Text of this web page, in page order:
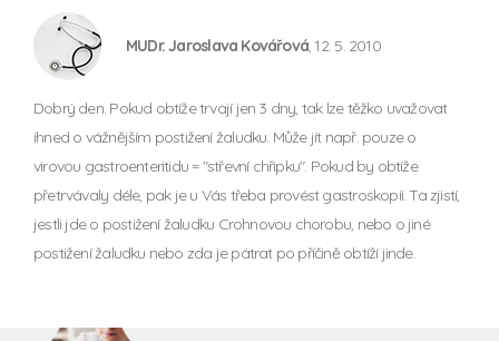
MUDr. Jaroslava Kovářová, 12. 5. 2010
Dobrý den. Pokud obtíže trvají jen 3 dny, tak lze těžko uvažovat
ihned o vážnějším postižení žaludku. Může jít např. pouze o
virovou gastroenteritidu = "střevní chřipku". Pokud by obtíže
přetrvávaly déle, pak je u Vás třeba provést gastroskopii. Ta zjistí,
jestli jde o postižení žaludku Crohnovou chorobu, nebo o jiné
postižení žaludku nebo zda je pátrat po příčině obtíží jinde.